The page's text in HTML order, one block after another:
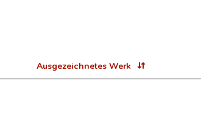
Ausgezeichnetes Werk